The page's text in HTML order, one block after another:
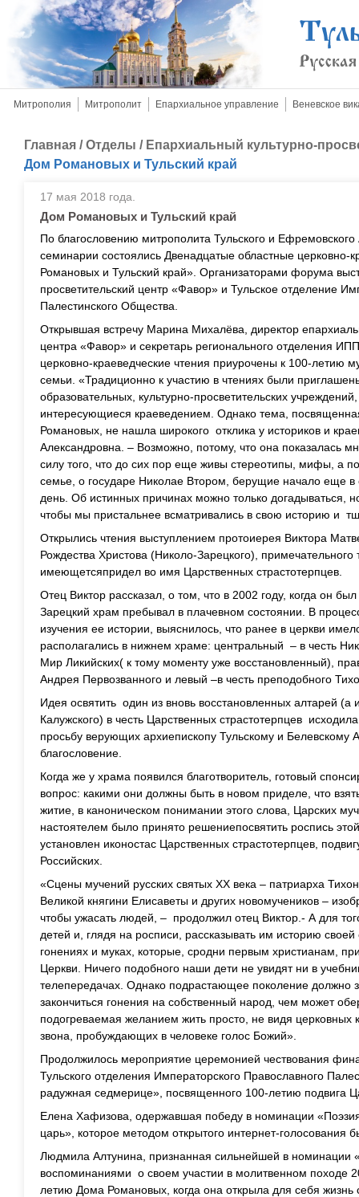
Митрополия Митрополит Епархиальное управление Веневское
Главная /Отделы / Епархиальный культурно-
Дом Романовых и Тульский край
17 мая 2018 года.
Дом Романовых и Тульский край
По благословению митрополита Тульского и Ефремовского
семинарии состоялись Двенадцатые областные церковно-
Романовых и Тульский край». Организаторами форума
просветительский центр «Фавор» и Тульское отделение
Палестинского Общества.
Открывшая встречу Марина Михалёва, директор
центра «Фавор» и секретарь регионального отделения
церковно-краеведческие чтения приурочены к 100-летию
семьи. «Традиционно к участию в чтениях были
образовательных, культурно-просветительских
интересующиеся краеведением. Однако тема,
Романовых, не нашла широкого отклика у историков и
Александровна. – Возможно, потому, что она показалась
силу того, что до сих пор еще живы стереотипы, мифы, а
семье, о государе Николае Втором, берущие начало еще
день. Об истинных причинах можно только догадываться,
чтобы мы пристальнее всматривались в свою историю и
Открылись чтения выступлением протоиерея Виктора
Рождества Христова (Николо-Зарецкого), примечательного
имеющетсяпридел во имя Царственных страстотерпцев.
Отец Виктор рассказал, о том, что в 2002 году, когда он
Зарецкий храм пребывал в плачевном состоянии. В
изучения ее истории, выяснилось, что ранее в церкви
располагались в нижнем храме: центральный – в честь
Мир Ликийских( к тому моменту уже восстановленный),
Андрея Первозванного и левый –в честь преподобного
Идея освятить один из вновь восстановленных алтарей
Калужского) в честь Царственных страстотерпцев
просьбу верующих архиепископу Тульскому и Белевскому
благословение.
Когда же у храма появился благотворитель, готовый
вопрос: какими они должны быть в новом приделе, что
житие, в каноническом понимании этого слова, Царских
настоятелем было принято решениепосвятить роспись
установлен иконостас Царственных страстотерпцев,
Российских.
«Сцены мучений русских святых ХХ века – патриарха
Великой княгини Елисаветы и других новомучеников –
чтобы ужасать людей, – продолжил отец Виктор.- А для
детей и, глядя на росписи, рассказывать им историю
гонениях и муках, которые, сродни первым христианам,
Церкви. Ничего подобного наши дети не увидят ни в
телепередачах. Однако подрастающее поколение должно
закончиться гонения на собственный народ, чем может
подогреваемая желанием жить просто, не видя церковных
звона, пробуждающих в человеке голос Божий».
Продолжилось мероприятие церемонией чествования
Тульского отделения Императорского Православного
радужная седмерице», посвященного 100-летию подвига
Елена Хафизова, одержавшая победу в номинации
царь», которое методом открытого интернет-голосования
Людмила Алтунина, признанная сильнейшей в номинации
воспоминаниями о своем участии в молитвенном походе
летию Дома Романовых, когда она открыла для себя жизнь